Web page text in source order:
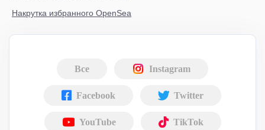
Накрутка избранного OpenSea
Все Instagram
Facebook Twitter
YouTube TikTok